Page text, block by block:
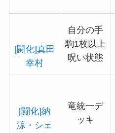
[闘化]真田
幸村
自分の手
駒1枚以上
呪い状態
[闘化]納
涼・シェ
竜統一デ
ッキ